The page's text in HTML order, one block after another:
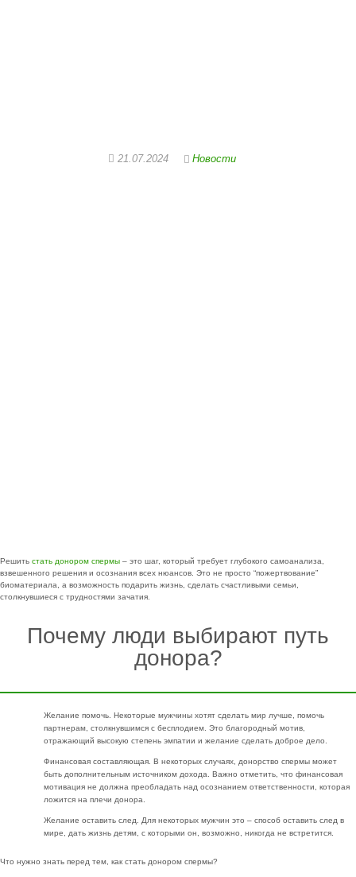
21.07.2024 Новости
Решить стать донором спермы – это шаг, который требует глубокого самоанализа,
взвешенного решения и осознания всех нюансов. Это не просто “пожертвование”
биоматериала, а возможность подарить жизнь, сделать счастливыми семьи,
столкнувшиеся с трудностями зачатия.
Почему люди выбирают путь
донора?
Желание помочь. Некоторые мужчины хотят сделать мир лучше, помочь
партнерам, столкнувшимся с бесплодием. Это благородный мотив,
отражающий высокую степень эмпатии и желание сделать доброе дело.
Финансовая составляющая. В некоторых случаях, донорство спермы может
быть дополнительным источником дохода. Важно отметить, что финансовая
мотивация не должна преобладать над осознанием ответственности, которая
ложится на плечи донора.
Желание оставить след. Для некоторых мужчин это – способ оставить след в
мире, дать жизнь детям, с которыми он, возможно, никогда не встретится.
Что нужно знать перед тем, как стать донором спермы?